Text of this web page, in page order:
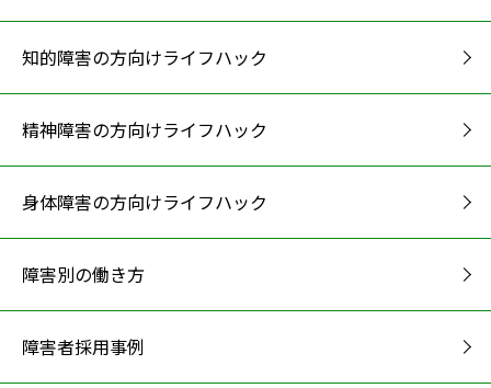
知的障害の方向けライフハック
精神障害の方向けライフハック
身体障害の方向けライフハック
障害別の働き方
障害者採用事例